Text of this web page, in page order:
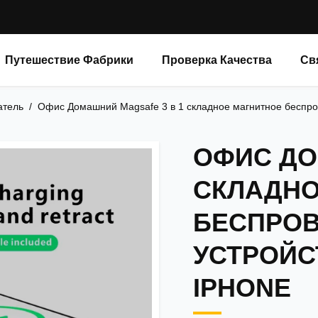
Путешествие Фабрики Проверка Качества
/ Офис Домашний Magsafe 3 в 1 складное магнитное
ОФИС
IPHONE